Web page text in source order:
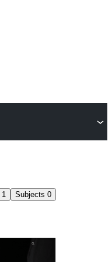
1 Subjects 0